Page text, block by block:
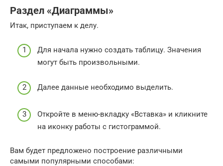
Раздел «Диаграммы»
Итак, приступаем к делу.
Для начала нужно создать таблицу. Значения
могут быть произвольными.
Далее данные необходимо выделить.
Откройте в меню-вкладку «Вставка» и кликните
на иконку работы с гистограммой.
Вам будет предложено построение различными
самыми популярными способами: